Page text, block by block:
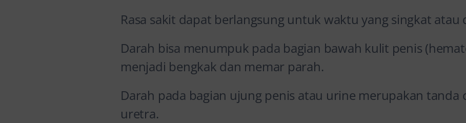
Rasa sakit dapat berlangsung untuk waktu yang singkat
Darah bisa menumpuk pada bagian bawah kulit penis
menjadi bengkak dan memar parah.
Darah pada bagian ujung penis atau urine merupakan tanda
uretra.